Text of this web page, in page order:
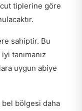
tiplerine göre
sahiptir. Bu
iyi tanımanız
uygun abiye
bölgesi daha